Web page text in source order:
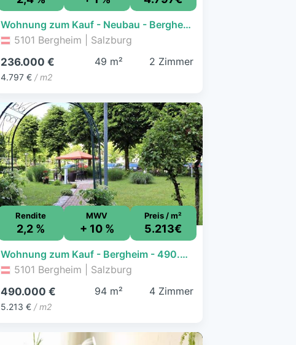
Wohnung zum Kauf - Neubau - Bergheim - 236.000 € - 2 Zimmer, 49,2 m², EG
5101 Bergheim | Salzburg
236.000 €
4.797 € / m2
49 m² 2 Zimmer
Rendite
2,2 %
MWV
+ 10 %
Preis / m²
5.213€
Wohnung zum Kauf - Bergheim - 490.000 € - 4 Zimmer, 94 m², 1. Geschoss
5101 Bergheim | Salzburg
490.000 €
5.213 € / m2
94 m² 4 Zimmer